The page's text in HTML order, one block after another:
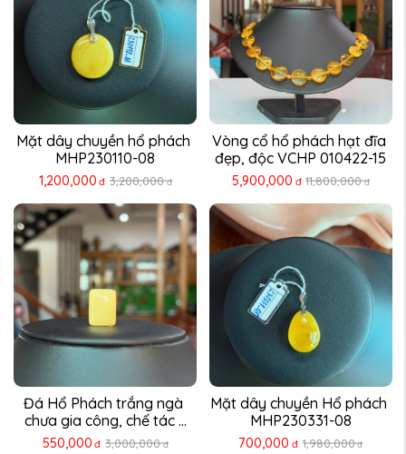
Mặt dây chuyền hổ phách
MHP230110-08
1,200,000 đ 3,200,000 đ
Vòng cổ hổ phách hạt đĩa
đẹp, độc VCHP 010422-15
5,900,000 đ 11,800,000 đ
Đá Hổ Phách trắng ngà
chưa gia công, chế tác ...
550,000 đ 3,000,000 đ
Mặt dây chuyền Hổ phách
MHP230331-08
700,000 đ 1,980,000 đ